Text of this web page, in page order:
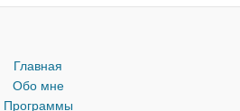
Главная
Обо мне
Программы